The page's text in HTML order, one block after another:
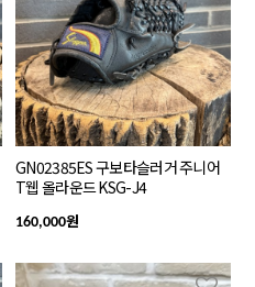
GN02385ES 구보타슬러거 주니어
T웹 올라운드 KSG-J4
160,000원